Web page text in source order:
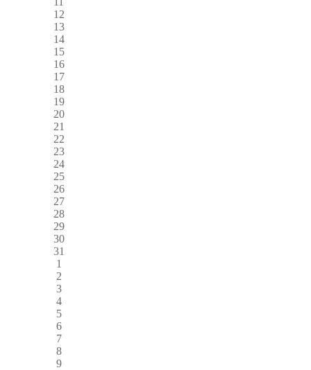
12
13
14
15
16
17
18
19
20
21
22
23
24
25
26
27
28
29
30
31
1
2
3
4
5
6
7
8
9